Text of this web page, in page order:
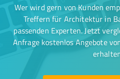
Wer wird gern von Kunden
Treffern für Architektur in
passenden Experten. Jetzt
Anfrage kostenlos Angebote